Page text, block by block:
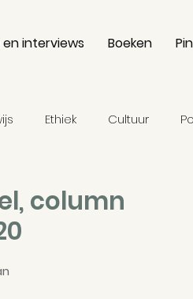
en interviews Boeken
Ethiek Cultuur
Mens
column